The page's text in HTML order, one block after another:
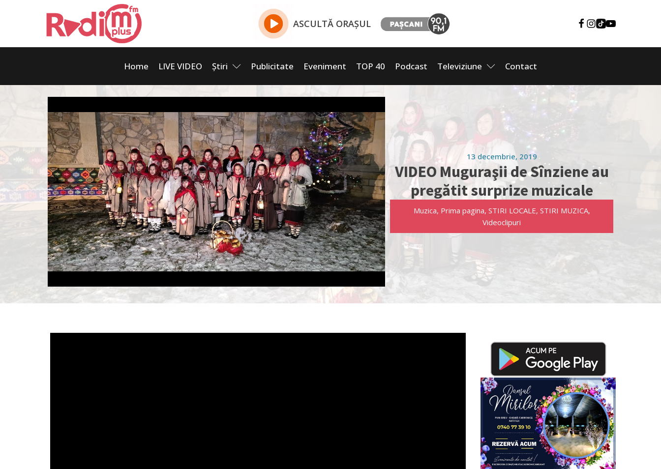
ASCULTĂ ORAȘUL
Home LIVE VIDEO Știri Publicitate Eveniment TOP 40 Podcast Televiziune Contact
13 decembrie, 2019
VIDEO Muguraşii de Sînziene au
pregătit surprize muzicale
Muzica, Prima pagina, STIRI LOCALE, STIRI MUZICA,
Videoclipuri